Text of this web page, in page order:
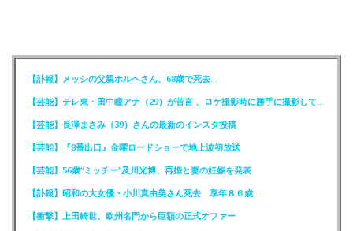
【訃報】メッシの父親ホルヘさん、68歳で死去…
【芸能】長澤まさみ（39）さんの最新のインスタ投稿
【芸能】『8番出口』金曜ロードショーで地上波初放送
【芸能】56歳“ミッチー”及川光博、再婚と妻の妊娠を発表
【訃報】昭和の大女優・小川真由美さん死去 享年８６歳
【衝撃】上田綺世、欧州名門から巨額の正式オファー